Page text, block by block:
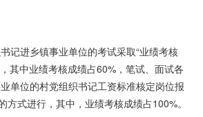
记进乡镇事业单位的考试采取“业绩考核
其中业绩考核成绩占60%，笔试、面试各
单位的村党组织书记工资标准核定岗位报
方式进行，其中，业绩考核成绩占100%。